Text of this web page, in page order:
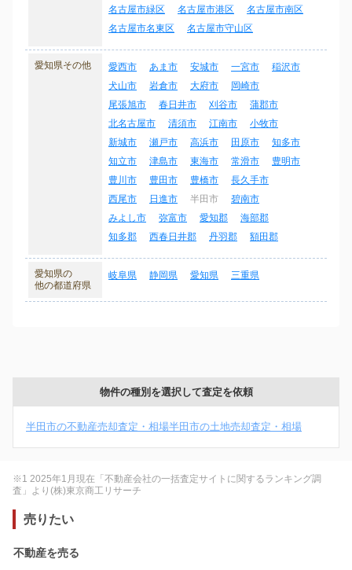
名古屋市緑区
名古屋市港区
名古屋市南区
名古屋市名東区
名古屋市守山区
愛知県その他 愛西市 あま市 安城市 一宮市
稲沢市
犬山市
岩倉市 大府市
岡崎市
尾張旭市
春日井市 刈谷市
蒲郡市
北名古屋市
清須市 江南市
小牧市
新城市
瀬戸市 高浜市 田原市
知多市
知立市
津島市 東海市 常滑市
豊明市
豊川市
豊田市 豊橋市
長久手市
西尾市
日進市 半田市
碧南市
みよし市
弥富市 愛知郡
海部郡
知多郡
西春日井郡 丹羽郡 額田郡
愛知県の
他の都道府県
岐阜県 静岡県 愛知県 三重県
物件の種別を選択して査定を依頼
半田市の不動産売却査定・相場半田市の土地売却査定・相場
※1 2025年1月現在「不動産会社の一括査定サイトに関するランキング調
査」より(株)東京商工リサーチ
売りたい
不動産を売る